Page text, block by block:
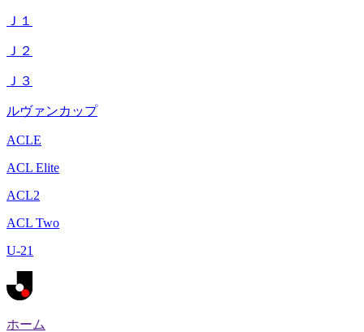
Ｊ１
Ｊ２
Ｊ３
ルヴァンカップ
ACLE
ACL Elite
ACL2
ACL Two
U-21
ホーム